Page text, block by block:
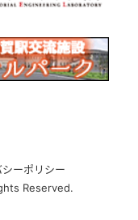
ーポリシー
Reserved.